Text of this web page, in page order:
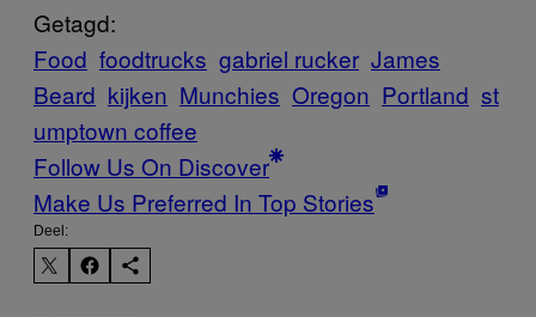
Getagd:
Food foodtrucks gabriel rucker James
Beard kijken Munchies Oregon Portland st
umptown coffee
Follow Us On Discover
Make Us Preferred In Top Stories
Deel: